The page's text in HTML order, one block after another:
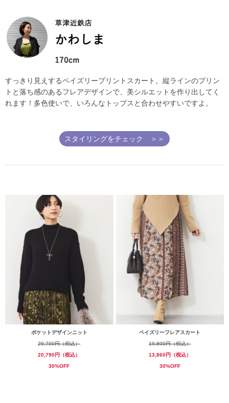
すっきり見えするペイズリープリントスカート。縦ラインのプリン
トと落ち感のあるフレアデザインで、美シルエットを作り出してく
れます！多色使いで、いろんなトップスと合わせやすいですよ。
スタイリングをチェック ＞＞
ポケットデザインニット
29,700円（税込）
20,790円（税込）
30%OFF
ペイズリーフレアスカート
19,800円（税込）
13,860円（税込）
30%OFF